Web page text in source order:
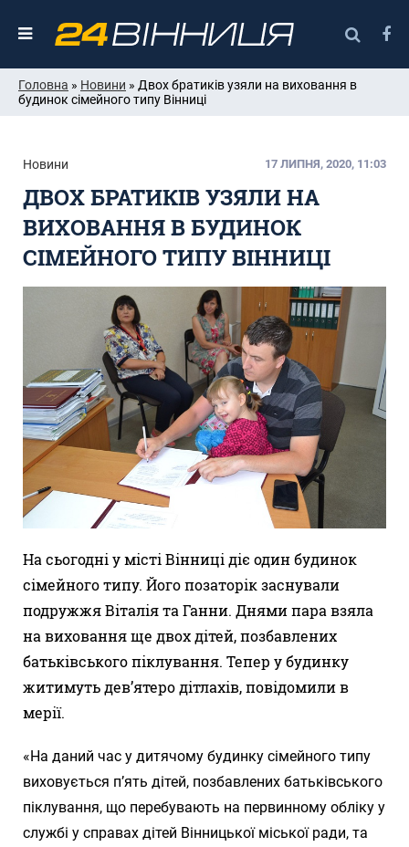
Головна » Новини » Двох братиків узяли на виховання в
будинок сімейного типу Вінниці
Новини 17 ЛИПНЯ, 2020, 11:03
ДВОХ БРАТИКІВ УЗЯЛИ НА
ВИХОВАННЯ В БУДИНОК
СІМЕЙНОГО ТИПУ ВІННИЦІ
На сьогодні у місті Вінниці діє один будинок
сімейного типу. Його позаторік заснували
подружжя Віталія та Ганни. Днями пара взяла
на виховання ще двох дітей, позбавлених
батьківського піклування. Тепер у будинку
житимуть дев’ятеро дітлахів, повідомили в
мерії.
«На даний час у дитячому будинку сімейного типу
виховується п’ять дітей, позбавлених батьківського
піклування, що перебувають на первинному обліку у
службі у справах дітей Вінницької міської ради, та